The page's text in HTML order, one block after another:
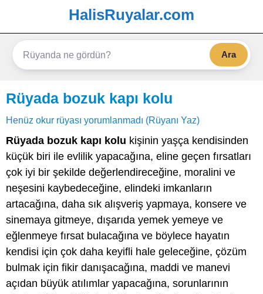
HalisRuyalar.com
Ara
Rüyada bozuk kapı kolu
Henüz okur rüyası yorumlanmadı (Rüyanı Yaz)
Rüyada bozuk kapı kolu kişinin yaşça kendisinden
küçük biri ile evlilik yapacağına, eline geçen fırsatları
çok iyi bir şekilde değerlendireceğine, moralini ve
neşesini kaybedeceğine, elindeki imkanların
artacağına, daha sık alışveriş yapmaya, konsere ve
sinemaya gitmeye, dışarıda yemek yemeye ve
eğlenmeye fırsat bulacağına ve böylece hayatın
kendisi için çok daha keyifli hale geleceğine, çözüm
bulmak için fikir danışacağına, maddi ve manevi
açıdan büyük atılımlar yapacağına, sorunlarının